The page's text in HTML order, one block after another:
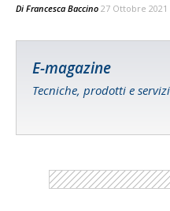
Di Francesca Baccino 27 Ottobre 2021
E-magazine
Tecniche, prodotti e